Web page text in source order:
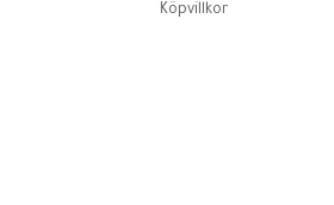
Köpvillkor